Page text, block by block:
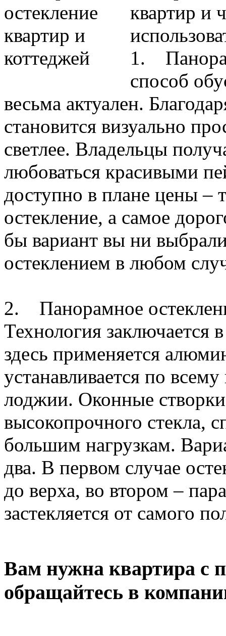
квартир и
1.
способ
весьма актуален.
становится визуально
светлее. Владельцы
любоваться красивыми
доступно в плане цены –
остекление, а самое
бы вариант вы ни
остеклением в любом
2. Панорамное
Технология заключается
здесь применяется
устанавливается по
лоджии. Оконные створки
высокопрочного стекла,
большим нагрузкам.
два. В первом случае
до верха, во втором –
застекляется от самого
Вам нужна квартира с
обращайтесь в